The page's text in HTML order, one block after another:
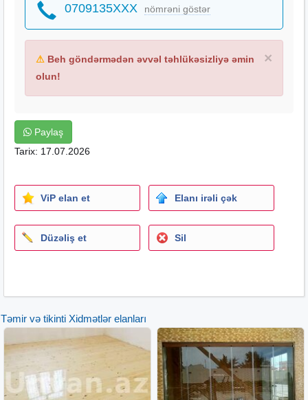
0709135XXX nömrəni göstər
×
⚠ Beh göndərmədən əvvəl təhlükəsizliyə əmin
olun!
Paylaş
Tarix: 17.07.2026
ViP elan et Elanı irəli çək
Düzəliş et Sil
Təmir və tikinti Xidmətlər elanları